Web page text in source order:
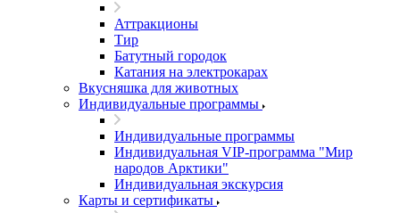
Аттракционы
Тир
Батутный городок
Катания на электрокарах
Вкусняшка для животных
Индивидуальные программы
Индивидуальные программы
Индивидуальная VIP-программа "Мир
народов Арктики"
Индивидуальная экскурсия
Карты и сертификаты